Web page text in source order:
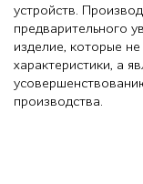
устройств.
предварительного
изделие, которые
характеристики, а
производства.